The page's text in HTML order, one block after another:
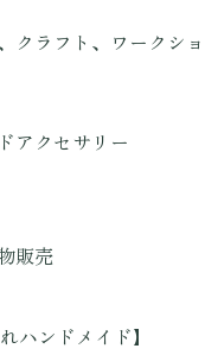
クラフト、ワークシ
アクセサリー
販売
ハンドメイド】